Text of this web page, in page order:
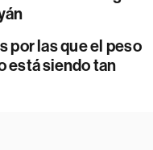
por las que el peso
está siendo tan